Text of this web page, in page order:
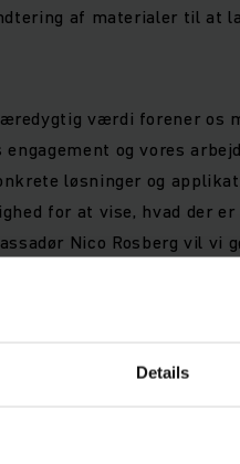
Details
af materialer til at
værdi forener os
og vores
løsninger og
for at vise, hvad der
Nico Rosberg vil vi
rosberg